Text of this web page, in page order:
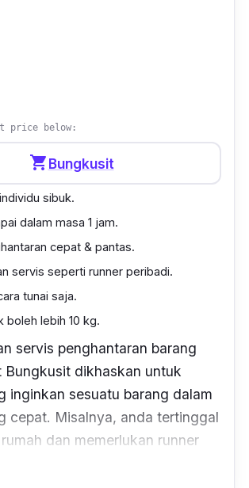
yang diterima;
dapur.
(barang yang dibungkus dalam
beg)
dibungkus (tidak mudah
beku, tidak rapuh)
price below:
shopping_cartBungkusit
sibuk.
dalam masa 1 jam.
cepat & pantas.
servis seperti runner peribadi.
tunai saja.
boleh lebih 10 kg.
servis penghantaran barang
Bungkusit dikhaskan untuk
inginkan sesuatu barang dalam
cepat. Misalnya, anda tertinggal
dan memerlukan runner